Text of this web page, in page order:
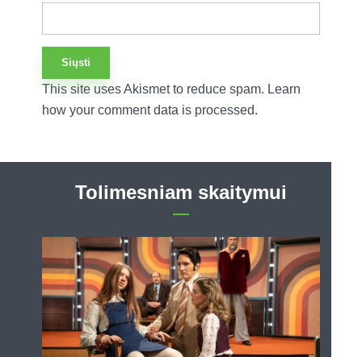
This site uses Akismet to reduce spam. Learn
how your comment data is processed.
Tolimesniam skaitymui